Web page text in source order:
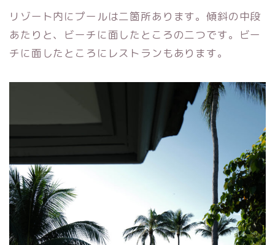
リゾート内にプールは二箇所あります。傾斜の中段
あたりと、ビーチに面したところの二つです。ビー
チに面したところにレストランもあります。